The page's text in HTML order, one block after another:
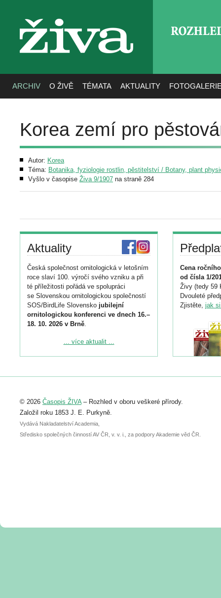
živa
ARCHIV O ŽIVĚ TÉMATA AKTUALITY
Korea zemí pro
Autor: Korea
Téma: Botanika, fyziologie rostlin, pěstitelství / Botany, plant
Vyšlo v časopise Živa 9/1907 na straně 284
Aktuality
Česká společnost ornitologická v letošním
roce slaví 100. výročí svého vzniku a při
té příležitosti pořádá ve spolupráci
se Slovenskou ornitologickou společností
SOS/BirdLife Slovensko jubilejní
ornitologickou konferenci ve dnech 16.–
18. 10. 2026 v Brně.
Podrobnější informace ke konferenci
Registrovat se můžete do 6. září.
abstraktu přihlášené přednášky nebo
posteru je už 30. června.
... více aktualit ...
Cena
od čísla 1/
Živy (tedy 59
Dvouleté
Zjistěte, jak
© 2026 Časopis ŽIVA– Rozhled v oboru veškeré přírody.
Založil roku 1853 J. E. Purkyně.
Vydává Nakladatelství Academia,
Středisko společných činností AV ČR, v. v. i., za podpory Akademie věd ČR.